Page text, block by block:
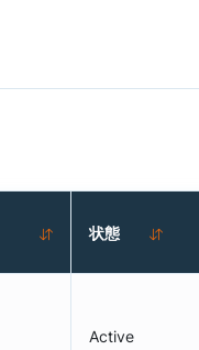
状態
Active